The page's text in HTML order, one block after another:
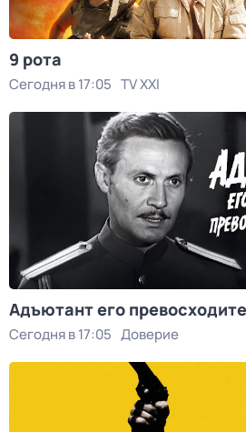
9 рота
Сегодня в 17:05 TV XXI
Адъютант его
Сегодня в 17:05 Доверие